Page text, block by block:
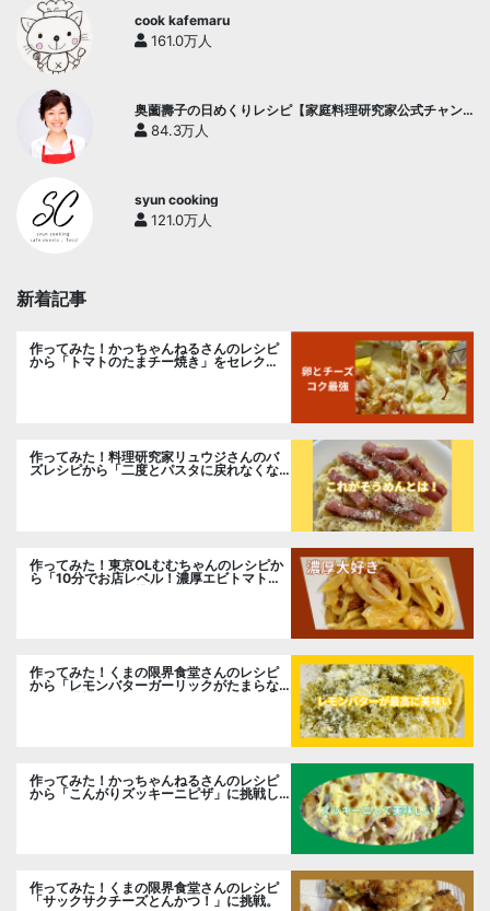
cook kafemaru
161.0万人
奥薗壽子の日めくりレシピ【家庭料理研究家公式チャン
ネル】
84.3万人
syun cooking
121.0万人
新着記事
作ってみた！かっちゃんねるさんのレシピ
から「トマトのたまチー焼き」をセレク
作ってみた！料理研究家リュウジさんのバ
ズレシピから「二度とパスタに戻れなくな
作ってみた！東京OLむむちゃんのレシピか
ら「10分でお店レベル！濃厚エビトマトク
リームパスタ」に挑戦
作ってみた！くまの限界食堂さんのレシピ
から「レモンバターガーリックがたまらな
作ってみた！かっちゃんねるさんのレシピ
から「こんがりズッキーニピザ」に挑戦し
ました。
作ってみた！くまの限界食堂さんのレシピ
「サックサクチーズとんかつ！」に挑戦。